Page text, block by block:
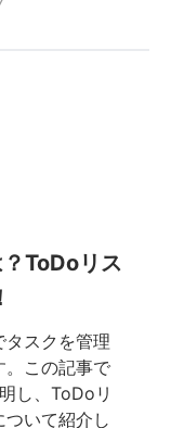
ToDoリス
スクを管理
。この記事で
し、ToDoリ
いて紹介し